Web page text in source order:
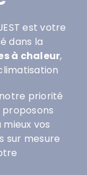
est votre
dans la
à chaleur,
priorité
proposons
vos
sur mesure